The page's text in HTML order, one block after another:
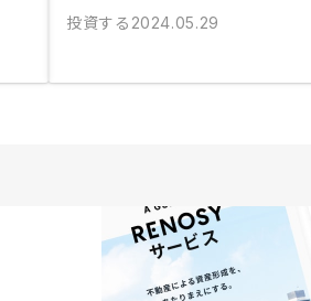
投資する 2024.05.29